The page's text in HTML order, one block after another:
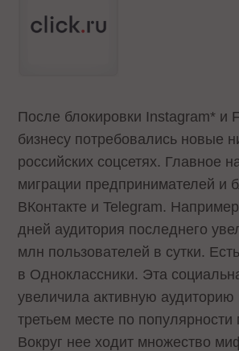
После блокировки Instagram* и
бизнесу потребовались новые
российских соцсетях. Главное
миграции предпринимателей и
ВКонтакте и Telegram.
дней аудитория последнего
млн пользователей в сутки.
в Одноклассники. Эта
увеличила активную аудиторию
третьем месте по популярности
Вокруг нее ходит множество